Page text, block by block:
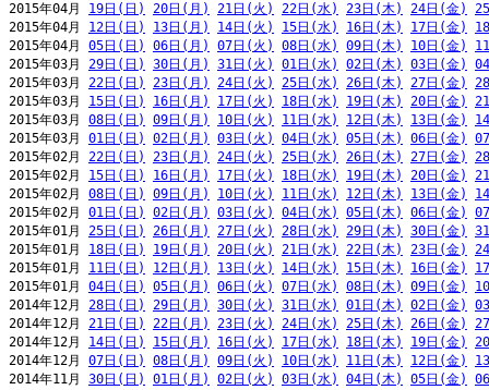
2015年04月 19日(日) 20日(月) 21日(火) 22日(水) 23日(木) 24日(金)
2015年04月 12日(日) 13日(月) 14日(火) 15日(水) 16日(木) 17日(金)
2015年04月 05日(日) 06日(月) 07日(火) 08日(水) 09日(木) 10日(金)
2015年03月 29日(日) 30日(月) 31日(火) 01日(水) 02日(木) 03日(金)
2015年03月 22日(日) 23日(月) 24日(火) 25日(水) 26日(木) 27日(金)
2015年03月 15日(日) 16日(月) 17日(火) 18日(水) 19日(木) 20日(金)
2015年03月 08日(日) 09日(月) 10日(火) 11日(水) 12日(木) 13日(金)
2015年03月 01日(日) 02日(月) 03日(火) 04日(水) 05日(木) 06日(金)
2015年02月 22日(日) 23日(月) 24日(火) 25日(水) 26日(木) 27日(金)
2015年02月 15日(日) 16日(月) 17日(火) 18日(水) 19日(木) 20日(金)
2015年02月 08日(日) 09日(月) 10日(火) 11日(水) 12日(木) 13日(金)
2015年02月 01日(日) 02日(月) 03日(火) 04日(水) 05日(木) 06日(金)
2015年01月 25日(日) 26日(月) 27日(火) 28日(水) 29日(木) 30日(金)
2015年01月 18日(日) 19日(月) 20日(火) 21日(水) 22日(木) 23日(金)
2015年01月 11日(日) 12日(月) 13日(火) 14日(水) 15日(木) 16日(金)
2015年01月 04日(日) 05日(月) 06日(火) 07日(水) 08日(木) 09日(金)
2014年12月 28日(日) 29日(月) 30日(火) 31日(水) 01日(木) 02日(金)
2014年12月 21日(日) 22日(月) 23日(火) 24日(水) 25日(木) 26日(金)
2014年12月 14日(日) 15日(月) 16日(火) 17日(水) 18日(木) 19日(金)
2014年12月 07日(日) 08日(月) 09日(火) 10日(水) 11日(木) 12日(金)
2014年11月 30日(日) 01日(月) 02日(火) 03日(水) 04日(木) 05日(金)